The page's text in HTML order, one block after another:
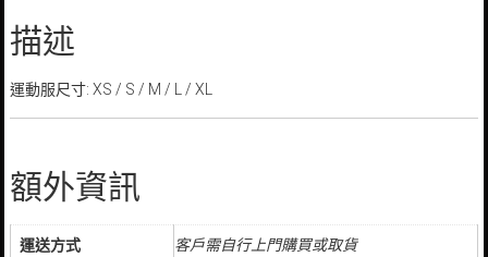
服
數
描述
運動服尺寸: XS / S / M / L / XL
額外資訊
運送方式
客戶需自行上門購買或取貨